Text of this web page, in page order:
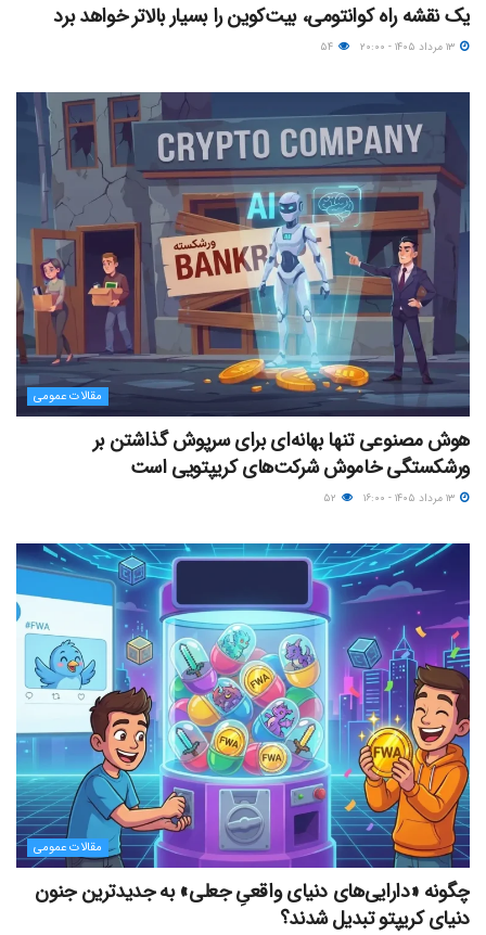
یک نقشه راه کوانتومی، بیت‌کوین را بسیار بالاتر خواهد برد
مقالات عمومی
هوش مصنوعی تنها بهانه‌ای برای سرپوش گذاشتن بر
ورشکستگی خاموش شرکت‌های کریپتویی است
مقالات عمومی
چگونه «دارایی‌های دنیای واقعیِ جعلی» به جدیدترین جنون
دنیای کریپتو تبدیل شدند؟